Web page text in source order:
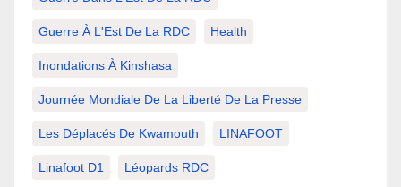
Guerre À L'Est De La RDC Health
Inondations À Kinshasa
Journée Mondiale De La Liberté De La Presse
Les Déplacés De Kwamouth LINAFOOT
Linafoot D1 Léopards RDC